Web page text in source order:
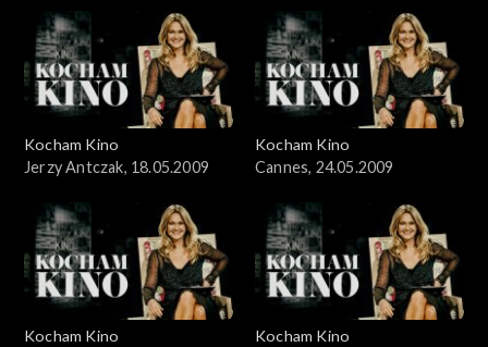
Kocham Kino
Jerzy Antczak, 18.05.2009
Kocham Kino
Cannes, 24.05.2009
Kocham Kino
Kocham Kino